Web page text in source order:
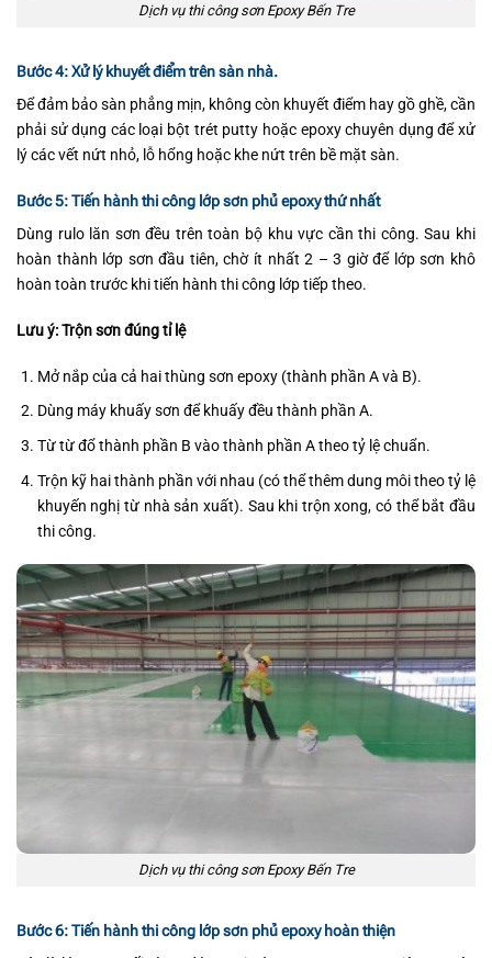
Dịch vụ thi công sơn Epoxy Bến Tre
Bước 4: Xử lý khuyết điểm trên sàn nhà.
Để đảm bảo sàn phẳng mịn, không còn khuyết điểm hay gồ ghề, cần
phải sử dụng các loại bột trét putty hoặc epoxy chuyên dụng để xử
lý các vết nứt nhỏ, lỗ hổng hoặc khe nứt trên bề mặt sàn.
Bước 5: Tiến hành thi công lớp sơn phủ epoxy thứ nhất
Dùng rulo lăn sơn đều trên toàn bộ khu vực cần thi công. Sau khi
hoàn thành lớp sơn đầu tiên, chờ ít nhất 2 – 3 giờ để lớp sơn khô
hoàn toàn trước khi tiến hành thi công lớp tiếp theo.
Lưu ý: Trộn sơn đúng tỉ lệ
Mở nắp của cả hai thùng sơn epoxy (thành phần A và B).
Dùng máy khuấy sơn để khuấy đều thành phần A.
Từ từ đổ thành phần B vào thành phần A theo tỷ lệ chuẩn.
Trộn kỹ hai thành phần với nhau (có thể thêm dung môi theo tỷ lệ
khuyến nghị từ nhà sản xuất). Sau khi trộn xong, có thể bắt đầu
thi công.
Dịch vụ thi công sơn Epoxy Bến Tre
Bước 6: Tiến hành thi công lớp sơn phủ epoxy hoàn thiện